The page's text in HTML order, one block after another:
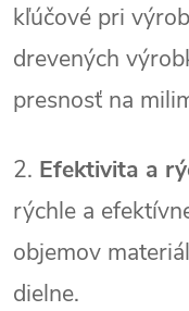
kľúčové pri
drevených
presnosť na
2. Efektivita a
rýchle a
objemov
dielne.